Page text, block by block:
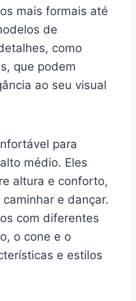
mais formais até
de
como
que podem
ao seu visual
para
médio. Eles
altura e conforto,
e dançar.
com diferentes
o cone e o
e estilos